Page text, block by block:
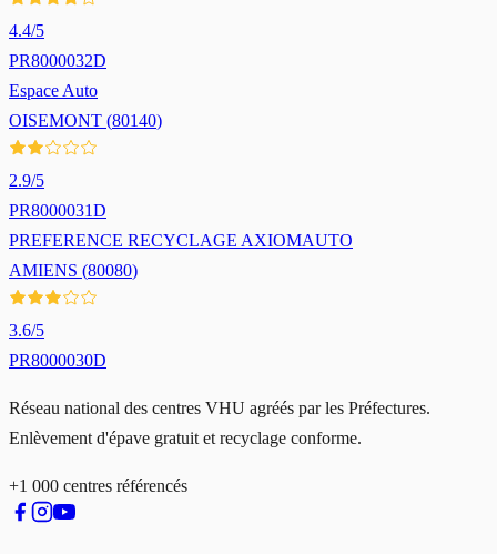
4.4/5
PR8000032D
Espace Auto
OISEMONT (80140)
2.9/5
PR8000031D
PREFERENCE RECYCLAGE AXIOMAUTO
AMIENS (80080)
3.6/5
PR8000030D
Réseau national des centres VHU agréés par les Préfectures.
Enlèvement d'épave gratuit et recyclage conforme.
+1 000 centres référencés